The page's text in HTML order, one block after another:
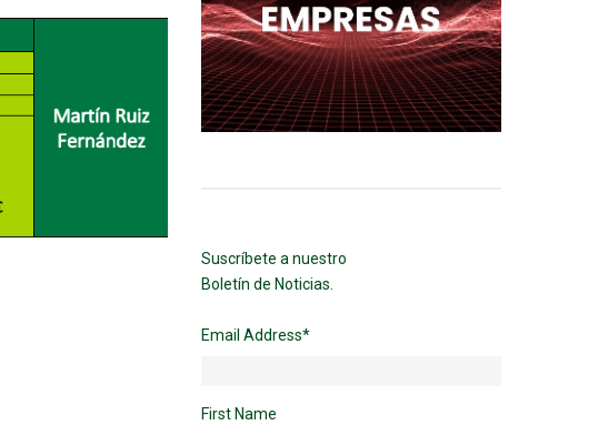
Suscríbete a nuestro
Boletín de Noticias.
Email Address*
First Name